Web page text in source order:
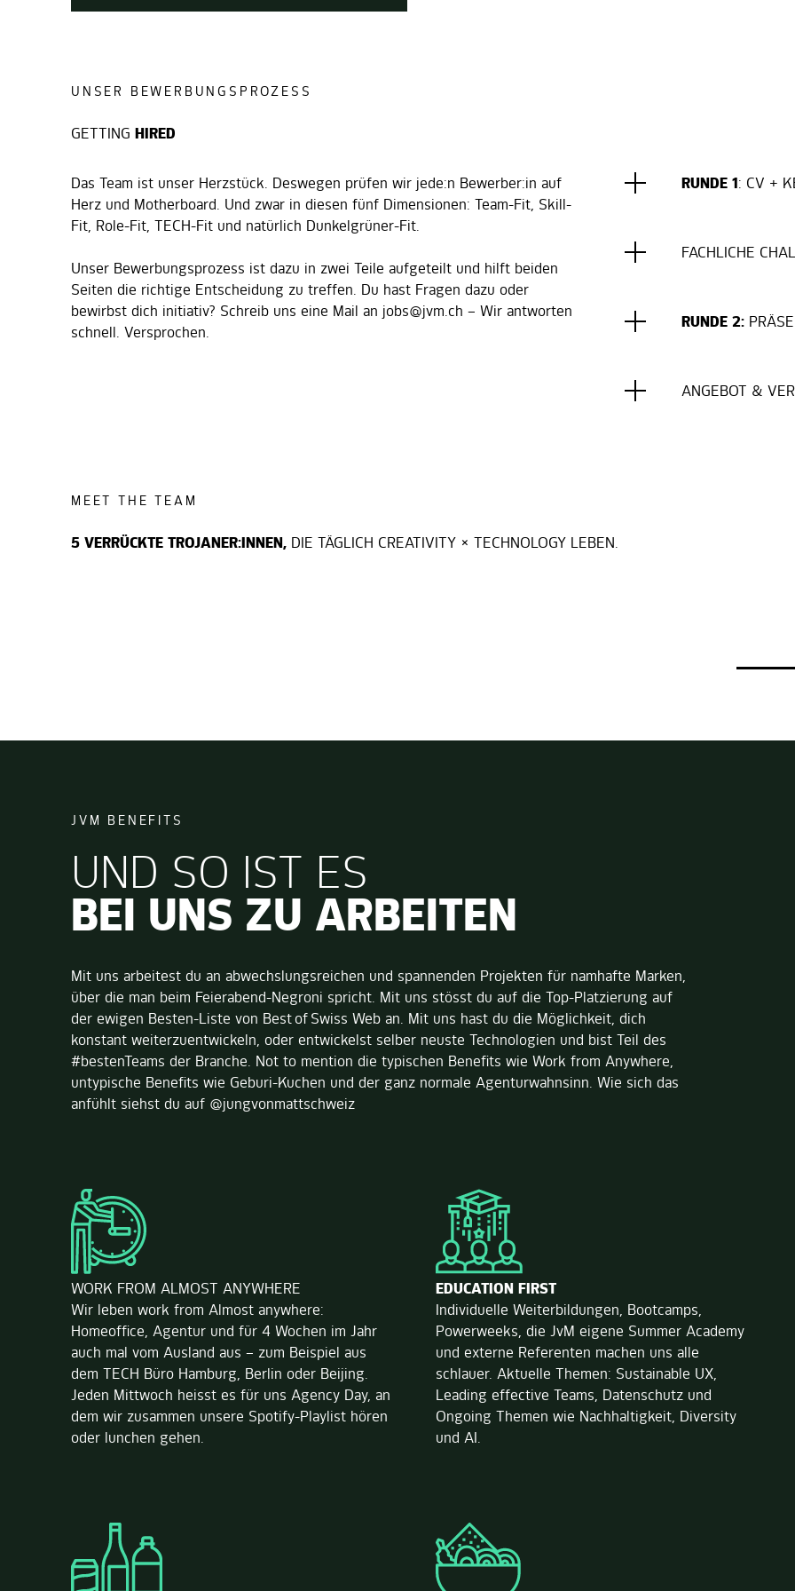
UNSER BEWERBUNGSPROZESS
GETTING HIRED
Das Team ist unser Herzstück. Deswegen prüfen wir jede:n Bewerber:in auf
Herz und Motherboard. Und zwar in diesen fünf Dimensionen: Team-Fit, Skill-
Fit, Role-Fit, TECH-Fit und natürlich Dunkelgrüner-Fit.
Unser Bewerbungsprozess ist dazu in zwei Teile aufgeteilt und hilft beiden
Seiten die richtige Entscheidung zu treffen. Du hast Fragen dazu oder
bewirbst dich initiativ? Schreib uns eine Mail an jobs@jvm.ch – Wir antworten
schnell. Versprochen.
RUNDE 1: CV +
FACHLICHE
RUNDE 2:
ANGEBOT &
MEET THE TEAM
5 VERRÜCKTE TROJANER:INNEN, DIE TÄGLICH CREATIVITY × TECHNOLOGY LEBEN.
JUNG VON MATT TECH
LEONARD LANGEN
UX/UI DESIGNER
JUNG VON MATT TECH
MAYA BORNSCHEIN
PROJECT MANAGERIN
JVM BENEFITS
UND SO IST ES
BEI UNS ZU ARBEITEN
Mit uns arbeitest du an abwechslungsreichen und spannenden Projekten für namhafte Marken,
über die man beim Feierabend-Negroni spricht. Mit uns stösst du auf die Top-Platzierung auf
der ewigen Besten-Liste von Best of Swiss Web an. Mit uns hast du die Möglichkeit, dich
konstant weiterzuentwickeln, oder entwickelst selber neuste Technologien und bist Teil des
#bestenTeams der Branche. Not to mention die typischen Benefits wie Work from Anywhere,
untypische Benefits wie Geburi-Kuchen und der ganz normale Agenturwahnsinn. Wie sich das
anfühlt siehst du auf @jungvonmattschweiz
WORK FROM ALMOST ANYWHERE
Wir leben work from Almost anywhere:
Homeoffice, Agentur und für 4 Wochen im Jahr
auch mal vom Ausland aus – zum Beispiel aus
dem TECH Büro Hamburg, Berlin oder Beijing.
Jeden Mittwoch heisst es für uns Agency Day, an
dem wir zusammen unsere Spotify-Playlist hören
oder lunchen gehen.
EDUCATION FIRST
Individuelle Weiterbildungen, Bootcamps,
Powerweeks, die JvM eigene Summer Academy
und externe Referenten machen uns alle
schlauer. Aktuelle Themen: Sustainable UX,
Leading effective Teams, Datenschutz und
Ongoing Themen wie Nachhaltigkeit, Diversity
und AI.